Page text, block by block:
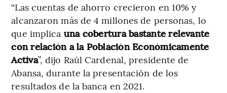
“Las cuentas de ahorro crecieron en 10% y
alcanzaron más de 4 millones de personas, lo
que implica una cobertura bastante relevante
con relación a la Población Económicamente
Activa”, dijo Raúl Cardenal, presidente de
Abansa, durante la presentación de los
resultados de la banca en 2021.